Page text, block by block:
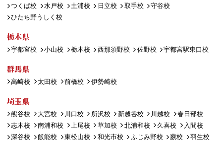
つくば校 水戸校 土浦校 日立校 取手校
守谷校
ひたち野うしく校
栃木県
宇都宮校 小山校 栃木校 西那須野校 佐野校 宇都宮駅東口校
群馬県
高崎校 太田校 前橋校 伊勢崎校
埼玉県
熊谷校 大宮校 川口校 所沢校 新越谷校 川越校
春日部校
志木校
南浦和校 上尾校 草加校 北浦和校 久喜校
入間校
深谷校
飯能校 東松山校 和光市校 ふじみ野校 蕨校
羽生校